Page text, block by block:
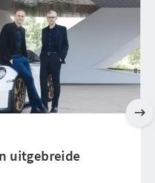
uitgebreide